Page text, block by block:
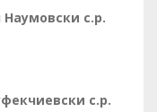
с.р.
с.р.